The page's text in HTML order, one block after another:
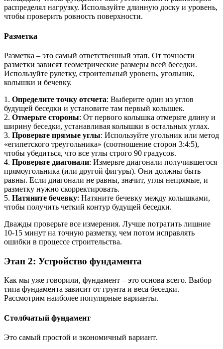
распределял нагрузку. Используйте длинную доску и уровень,
чтобы проверить ровность поверхности.
Разметка
Разметка – это самый ответственный этап. От точности
разметки зависят геометрические размеры всей беседки.
Используйте рулетку, строительный уровень, угольник,
колышки и бечевку.
1. Определите точку отсчета: Выберите один из углов
будущей беседки и установите там первый колышек.
2. Отмерьте стороны: От первого колышка отмерьте длину и
ширину беседки, устанавливая колышки в остальных углах.
3. Проверьте прямые углы: Используйте угольник или метод
«египетского треугольника» (соотношение сторон 3:4:5),
чтобы убедиться, что все углы строго 90 градусов.
4. Проверьте диагонали: Измерьте диагонали получившегося
прямоугольника (или другой фигуры). Они должны быть
равны. Если диагонали не равны, значит, углы непрямые, и
разметку нужно скорректировать.
5. Натяните бечевку: Натяните бечевку между колышками,
чтобы получить четкий контур будущей беседки.
Дважды проверьте все измерения. Лучше потратить лишние
10-15 минут на точную разметку, чем потом исправлять
ошибки в процессе строительства.
Этап 2: Устройство фундамента
Как мы уже говорили, фундамент – это основа всего. Выбор
типа фундамента зависит от грунта и веса беседки.
Рассмотрим наиболее популярные варианты.
Столбчатый фундамент
Это самый простой и экономичный вариант.